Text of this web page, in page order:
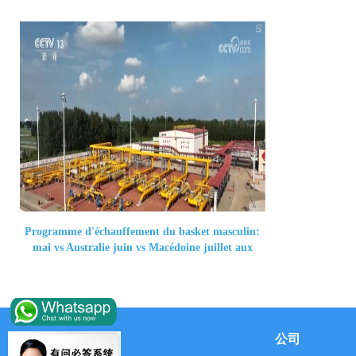
Programme d'échauffement du basket masculin:
mai vs Australie juin vs Macédoine juillet aux
关于我们french 公司